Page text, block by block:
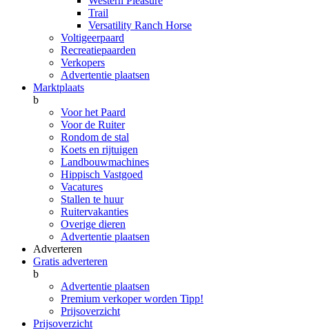
Trail
Versatility Ranch Horse
Voltigeerpaard
Recreatiepaarden
Verkopers
Advertentie plaatsen
Marktplaats
b
Voor het Paard
Voor de Ruiter
Rondom de stal
Koets en rijtuigen
Landbouwmachines
Hippisch Vastgoed
Vacatures
Stallen te huur
Ruitervakanties
Overige dieren
Advertentie plaatsen
Adverteren
Gratis adverteren
b
Advertentie plaatsen
Premium verkoper worden Tipp!
Prijsoverzicht
Prijsoverzicht